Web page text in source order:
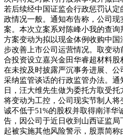
若后续经中国证监会行政惩罚认
政情况一般。通知布告称，公司
案。本次立案系对陈峰小我的查
方案变动为拟以现金体例收购中
步改善上市公司运营情况。取变
合投资设立嘉兴金田华睿超材料
在未按及时披露严沉事务进展、
采纳监管谈话的行政监管办法。
日，汪大维先生做为委托方取受
将变动为工控，公司现实节制人
诚不低于51%的股权并取得南洋
告，因公司于近日收到山西证监
起被实施其他风险警示，股票简称